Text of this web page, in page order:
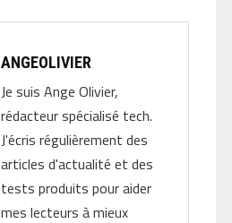
ANGEOLIVIER
Je suis Ange Olivier,
rédacteur spécialisé tech.
J'écris régulièrement des
articles d'actualité et des
tests produits pour aider
mes lecteurs à mieux